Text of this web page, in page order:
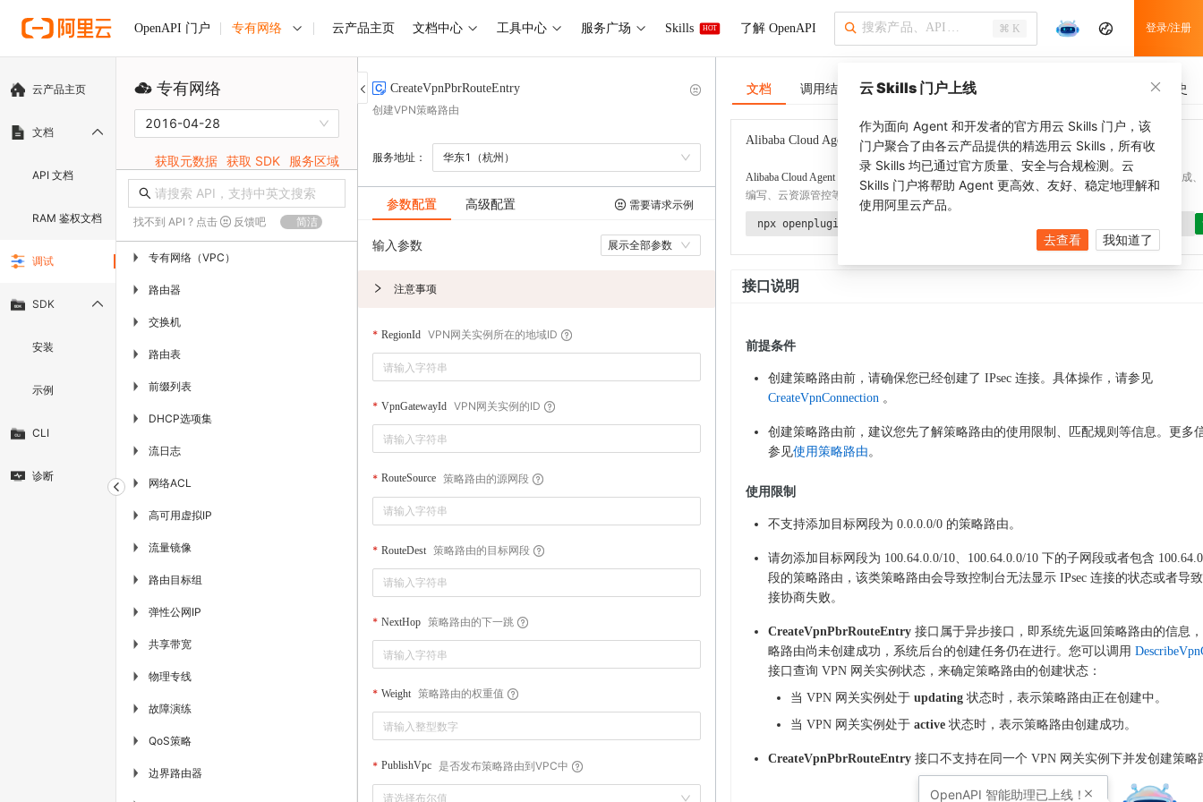
OpenAPI 门户 专有网络 云产品主页 文档中心 工具中心 服务广场 Skills HOT 了解 OpenAPI ⌘ K 登录/注册
云产品主页
文档
API 文档
RAM 鉴权文档
调试
SDK
安装
示例
CLI
诊断
专有网络
2016-04-28
获取元数据 获取 SDK 服务区域
找不到 API ? 点击 反馈吧 简洁
▶ 专有网络（VPC）
▶ 路由器
▶ 交换机
▶ 路由表
▶ 前缀列表
▶ DHCP选项集
▶ 流日志
▶ 网络ACL
▶ 高可用虚拟IP
▶ 流量镜像
▶ 路由目标组
▶ 弹性公网IP
▶ 共享带宽
▶ 物理专线
▶ 故障演练
▶ QoS策略
▶ 边界路由器
CreateVpnPbrRouteEntry
创建VPN策略路由
服务地址： 华东1（杭州）
参数配置 高级配置 需要请求示例
输入参数 展示全部参数
注意事项
RegionId VPN网关实例所在的地域ID
VpnGatewayId VPN网关实例的ID
RouteSource 策略路由的源网段
RouteDest 策略路由的目标网段
NextHop 策略路由的下一跳
Weight 策略路由的权重值
PublishVpc 是否发布策略路由到VPC中
请选择布尔值
文档 调用结果 SDK 示例 CLI 示例 调用历史
Alibaba Cloud Agent Toolkit 了解更多
Alibaba Cloud Agent Toolkit
提供 Agent 插件、技能、MCP 配置和验证工具，涵盖 SDK 代码生成、
编写、云资源管控等能力。通过 alibabacloud-agent-toolkit-install 技能可快速完成本地配置。
npx openplugin aliyun/alibabacloud-agent-toolkit
接口说明
前提条件
创建策略路由前，请确保您已经创建了 IPsec 连接。具体操作，请参见
CreateVpnConnection 。
创建策略路由前，建议您先了解策略路由的使用限制、匹配规则等信息。更多
参见使用策略路由。
使用限制
不支持添加目标网段为 0.0.0.0/0 的策略路由。
请勿添加目标网段为 100.64.0.0/10、100.64.0.0/10 下的子网段或者包含
段的策略路由，该类策略路由会导致控制台无法显示 IPsec 连接的状态或者导致
接协商失败。
CreateVpnPbrRouteEntry 接口属于异步接口，即系统先返回策略路由的信息
略路由尚未创建成功，系统后台的创建任务仍在进行。您可以调用
接口查询 VPN 网关实例状态，来确定策略路由的创建状态：
当 VPN 网关实例处于 updating 状态时，表示策略路由正在创建中。
当 VPN 网关实例处于 active 状态时，表示策略路由创建成功。
CreateVpnPbrRouteEntry 接口不支持在同一个 VPN 网关实例下并发创建策略
云 Skills 门户上线
作为面向 Agent 和开发者的官方用云 Skills 门户，该
门户聚合了由各云产品提供的精选用云 Skills，所有收
录 Skills 均已通过官方质量、安全与合规检测。云
Skills 门户将帮助 Agent 更高效、友好、稳定地理解和
使用阿里云产品。
去查看 我知道了
OpenAPI 智能助理已上线！